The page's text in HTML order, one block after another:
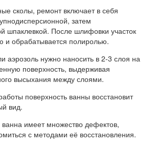
сколы, ремонт включает в себя
затем
шпаклевкой. После шлифовки участок
и обрабатывается полиролью.
аэрозоль нужно наносить в 2-3 слоя на
поверхность, выдерживая
высыхания между слоями.
поверхность ванны восстановит
вид.
имеет множество дефектов,
с методами её восстановления.